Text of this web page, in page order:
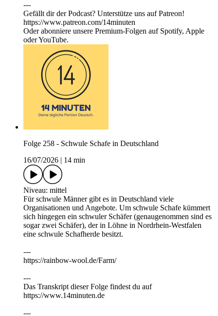
---
Gefällt dir der Podcast? Unterstütze uns auf ⁠⁠⁠⁠⁠⁠⁠⁠⁠⁠⁠⁠Patreon⁠⁠⁠⁠⁠⁠⁠⁠⁠⁠⁠⁠!
https://www.patreon.com/14minuten
Oder abonniere unsere Premium-Folgen auf Spotify, Apple
oder YouTube.
Folge 258 - Schwule Schafe in Deutschland
16/07/2026
14 min
Niveau: mittel
Für schwule Männer gibt es in Deutschland viele
Organisationen und Angebote. Um schwule Schafe kümmert
sich hingegen ein schwuler Schäfer (genaugenommen sind es
sogar zwei Schäfer), der in Löhne in Nordrhein-Westfalen
eine schwule Schafherde besitzt.
---
https://rainbow-wool.de/Farm/
---
Das Transkript dieser Folge findest du auf
https://⁠⁠⁠⁠⁠⁠⁠⁠⁠⁠⁠⁠www.14minuten.de
⁠⁠⁠⁠⁠⁠⁠⁠⁠⁠---